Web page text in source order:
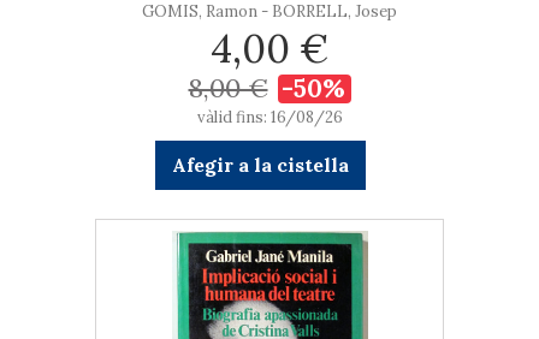
GOMIS, Ramon - BORRELL, Josep
4,00 €
8,00 € -50%
vàlid fins: 16/08/26
Afegir a la cistella